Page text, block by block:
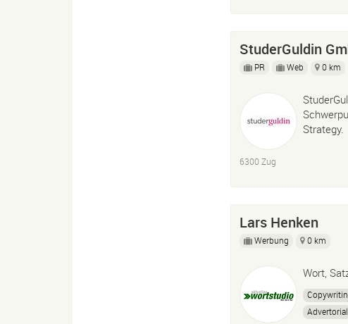
StuderGuldin
PR Web 0 km
Strategy.
6300 Zug
Lars Henken
Werbung 0 km
Wort,
Advertorial